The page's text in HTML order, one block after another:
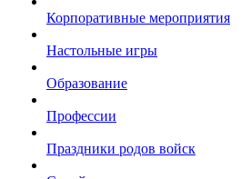
Корпоративные мероприятия
Настольные игры
Образование
Профессии
Праздники родов войск